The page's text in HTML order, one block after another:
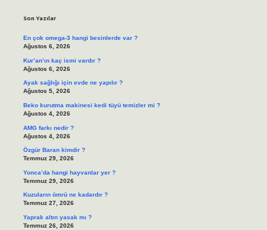
Son Yazılar
En çok omega-3 hangi besinlerde var ?
Ağustos 6, 2026
Kur’an’ın kaç ismi vardır ?
Ağustos 6, 2026
Ayak sağlığı için evde ne yapılır ?
Ağustos 5, 2026
Beko kurutma makinesi kedi tüyü temizler mi ?
Ağustos 4, 2026
AMG farkı nedir ?
Ağustos 4, 2026
Özgür Baran kimdir ?
Temmuz 29, 2026
Yonca’da hangi hayvanlar yer ?
Temmuz 29, 2026
Kuzuların ömrü ne kadardır ?
Temmuz 27, 2026
Yaprak altın yasak mı ?
Temmuz 26, 2026